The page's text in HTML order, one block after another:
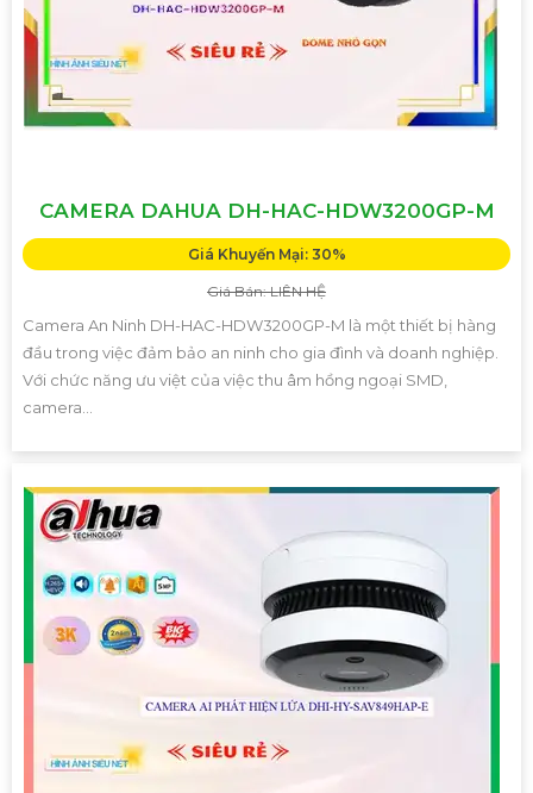
CAMERA DAHUA DH-HAC-HDW3200GP-M
Giá Khuyến Mại: 30%
Giá Bán: LIÊN HỆ
Camera An Ninh DH-HAC-HDW3200GP-M là một thiết bị hàng
đầu trong việc đảm bảo an ninh cho gia đình và doanh nghiệp.
Với chức năng ưu việt của việc thu âm hồng ngoại SMD,
camera...